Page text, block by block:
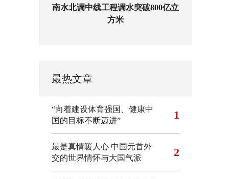
南水北调中线工程调水突破800亿立
方米
最热文章
“向着建设体育强国、健康中
国的目标不断迈进”
1
最是真情暖人心 中国元首外
交的世界情怀与大国气派
2